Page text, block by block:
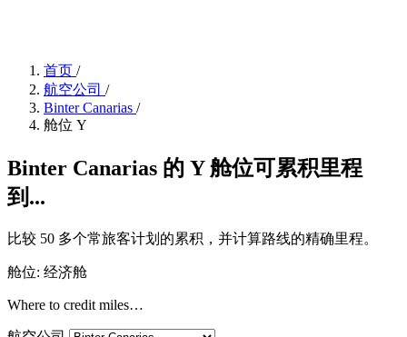
首页 /
航空公司 /
Binter Canarias /
舱位 Y
Binter Canarias 的 Y 舱位可累积里程
到...
比较 50 多个常旅客计划的累积，并计算路线的精确里程。
舱位: 经济舱
Where to credit miles…